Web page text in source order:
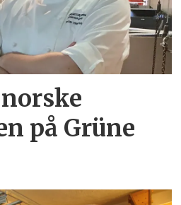
på Grüne